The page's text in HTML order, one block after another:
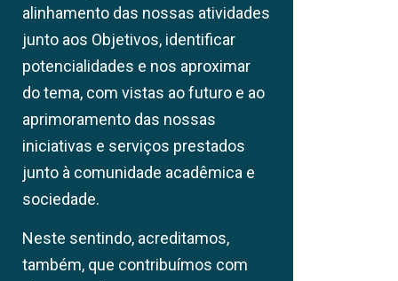
alinhamento das nossas atividades
junto aos Objetivos, identificar
potencialidades e nos aproximar
do tema, com vistas ao futuro e ao
aprimoramento das nossas
iniciativas e serviços prestados
junto à comunidade acadêmica e
sociedade.
Neste sentindo, acreditamos,
também, que contribuímos com